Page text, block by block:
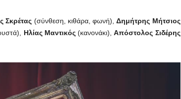
Σκρέτας (σύνθεση, κιθάρα, φωνή),Δημήτρης Μήτσιος
Ηλίας Μαντικός(κανονάκι),Απόστολος Σιδέρης